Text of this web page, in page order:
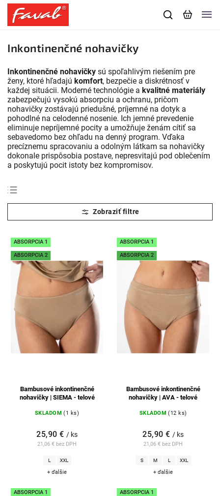
Inkontinenčné nohavičky
Inkontinenčné nohavičky sú spoľahlivým riešením pre
ženy, ktoré hľadajú komfort, bezpečie a diskrétnosť v
každej situácii. Moderné technológie a kvalitné materiály
zabezpečujú vysokú absorpciu a ochranu, pričom
nohavičky zostávajú priedušné, príjemné na dotyk a
pohodlné na celodenné nosenie. Ich jemné prevedenie
eliminuje nepríjemné pocity a umožňuje ženám cítiť sa
sebavedomo bez ohľadu na denný program. Vďaka
precíznemu spracovaniu a odolným látkam sa nohavičky
dokonale prispôsobia postave, nepresvitajú pod oblečením
a poskytujú pocit istoty bez kompromisov.
Odporúčame
Najlacnejšie
Najdrahšie
Najpredávanejšie
Abecedne
ABSORPCIA 1
ABSORPCIA 2
Bambusové inkontinenčné
nohavičky | SIEMA - telové
SKLADOM (1 ks)
21,06 € bez DPH
25,90 € / ks
L XXL
+ ďalšie
ABSORPCIA 1
ABSORPCIA 2
Bambusové inkontinenčné
nohavičky | AVA - telové
SKLADOM (12 ks)
21,06 € bez DPH
25,90 € / ks
S M L XXL
+ ďalšie
ABSORPCIA 1 ABSORPCIA 1